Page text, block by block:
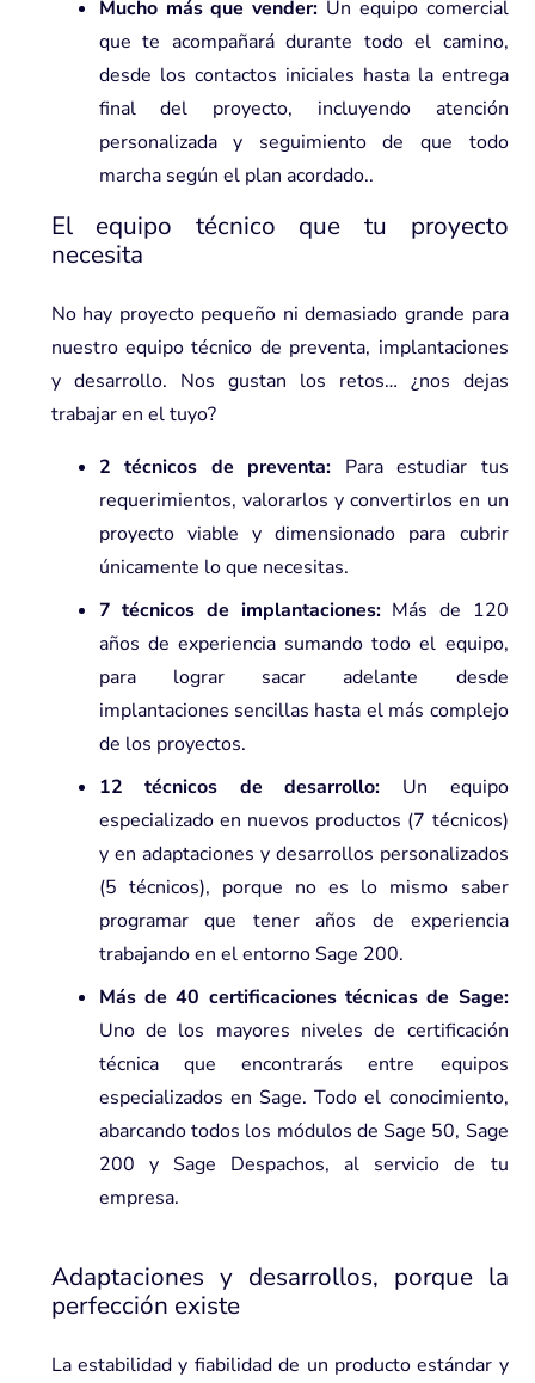
Mucho más que vender: Un equipo comercial
que te acompañará durante todo el camino,
desde los contactos iniciales hasta la entrega
final del proyecto, incluyendo atención
personalizada y seguimiento de que todo
marcha según el plan acordado..
El equipo técnico que tu proyecto
necesita
No hay proyecto pequeño ni demasiado grande para
nuestro equipo técnico de preventa, implantaciones
y desarrollo. Nos gustan los retos… ¿nos dejas
trabajar en el tuyo?
2 técnicos de preventa: Para estudiar tus
requerimientos, valorarlos y convertirlos en un
proyecto viable y dimensionado para cubrir
únicamente lo que necesitas.
7 técnicos de implantaciones: Más de 120
años de experiencia sumando todo el equipo,
para lograr sacar adelante desde
implantaciones sencillas hasta el más complejo
de los proyectos.
12 técnicos de desarrollo: Un equipo
especializado en nuevos productos (7 técnicos)
y en adaptaciones y desarrollos personalizados
(5 técnicos), porque no es lo mismo saber
programar que tener años de experiencia
trabajando en el entorno Sage 200.
Más de 40 certificaciones técnicas de Sage:
Uno de los mayores niveles de certificación
técnica que encontrarás entre equipos
especializados en Sage. Todo el conocimiento,
abarcando todos los módulos de Sage 50, Sage
200 y Sage Despachos, al servicio de tu
empresa.
Adaptaciones y desarrollos, porque la
perfección existe
La estabilidad y fiabilidad de un producto estándar y